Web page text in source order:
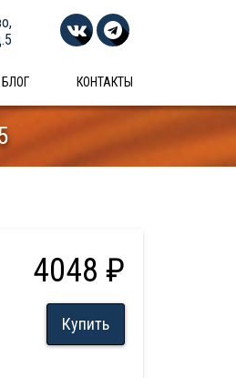
БЛОГ КОНТАКТЫ
4048 ₽
Купить